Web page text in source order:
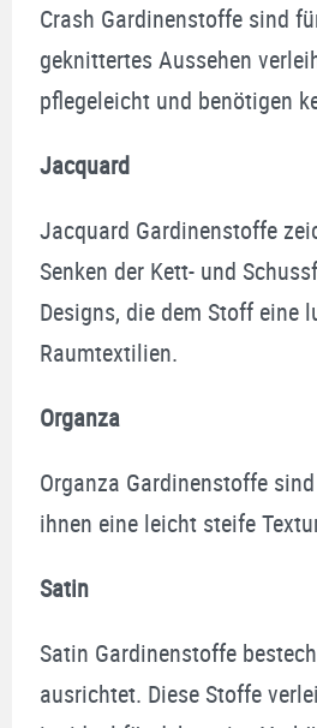
Crash Gardinenstoffe sind
geknittertes Aussehen
pflegeleicht und benötigen
Jacquard
Jacquard Gardinenstoffe
Senken der Kett- und
Designs, die dem Stoff eine
Raumtextilien.
Organza
Organza Gardinenstoffe
ihnen eine leicht steife
Satin
Satin Gardinenstoffe
ausrichtet. Diese Stoffe